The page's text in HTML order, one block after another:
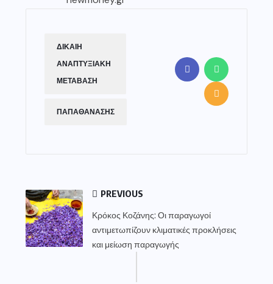
ΔΙΚΑΙΗ
ΑΝΑΠΤΥΞΙΑΚΗ
ΜΕΤΑΒΑΣΗ
ΠΑΠΑΘΑΝΑΣΗΣ
PREVIOUS
Κρόκος Κοζάνης: Οι παραγωγοί
αντιμετωπίζουν κλιματικές προκλήσεις
και μείωση παραγωγής